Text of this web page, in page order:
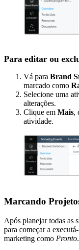
Para editar ou
Vá para Brand
marcado como
Selecione uma
alterações.
Clique em Mais,
atividade.
Marcando
Após planejar todas as
para começar a
marketing como Pronto.